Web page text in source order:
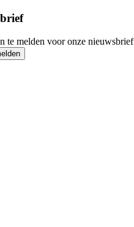
te melden voor onze nieuwsbrief